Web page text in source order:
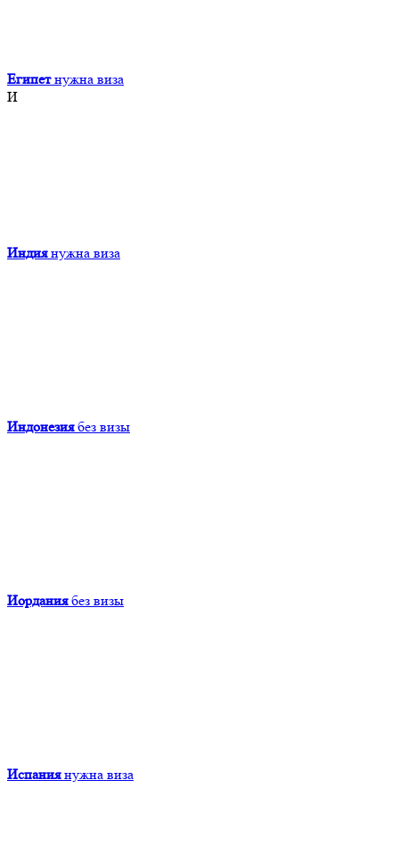
Египет нужна виза
И
Индия нужна виза
Индонезия без визы
Иордания без визы
Испания нужна виза